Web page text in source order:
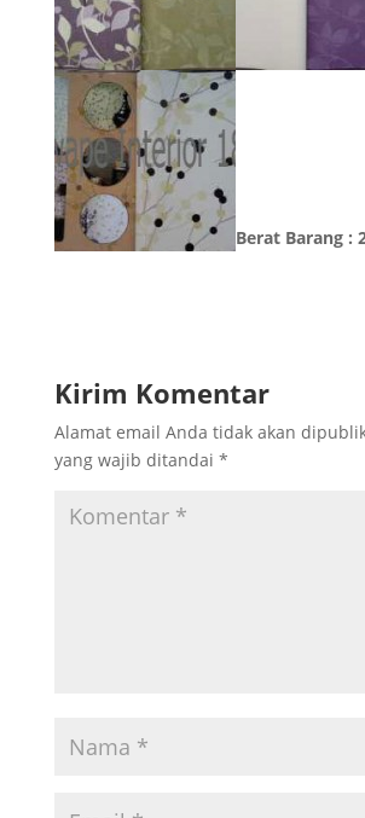
Berat Barang :
Kirim Komentar
Alamat email Anda tidak akan
yang wajib ditandai *